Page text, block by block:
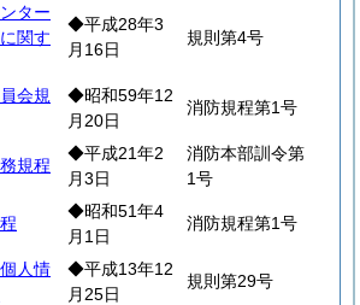
ター
関す
◆平成28年3
月16日
規則第4号
会規
◆昭和59年12
月20日
消防規程第1号
規程
◆平成21年2
月3日
消防本部訓令第
1号
◆昭和51年4
月1日
消防規程第1号
人情
◆平成13年12
月25日
規則第29号